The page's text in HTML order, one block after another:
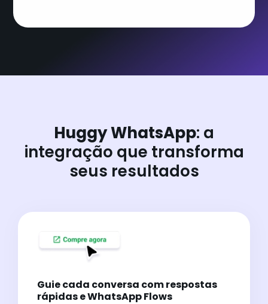
Huggy WhatsApp: a
integração que transforma
seus resultados
Guie cada conversa com respostas
rápidas e WhatsApp Flows